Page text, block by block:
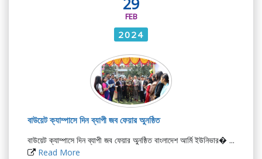
FEB
2024
বাউয়েট ক্যাম্পাসে দিন ব্যাপী জব ফেয়ার অুনষ্ঠিত
বাউয়েট ক্যাম্পাসে দিন ব্যাপী জব ফেয়ার অুনষ্ঠিত বাংলাদেশ আর্মি ইউনিভার� ...
Read More